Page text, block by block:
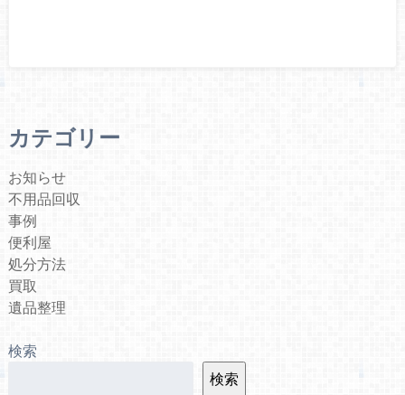
カテゴリー
お知らせ
不用品回収
事例
便利屋
処分方法
買取
遺品整理
検索
検索